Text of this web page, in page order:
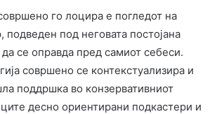
го лоцира е погледот на
подведен под неговата постојана
да се оправда пред самиот себеси.
совршено се контекстуализира и
поддршка во конзервативниот
десно ориентирани подкастери и